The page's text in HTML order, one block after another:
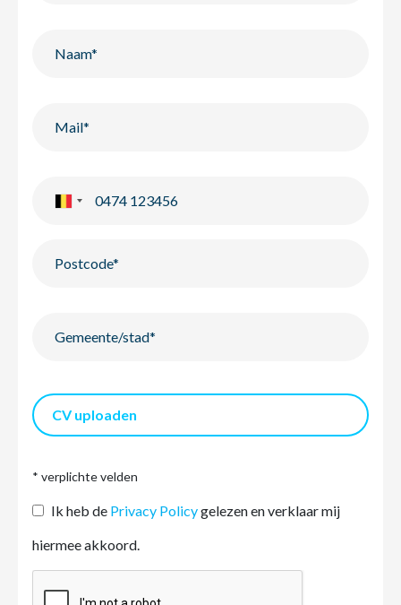
CV uploaden
* verplichte velden
Ik heb de Privacy Policygelezen en verklaar mij
hiermee akkoord.